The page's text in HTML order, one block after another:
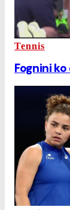
Tennis
Fognini